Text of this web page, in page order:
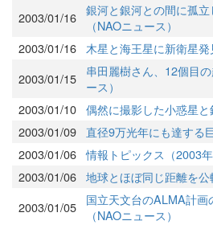
2003/01/16 銀河と銀河との間に孤
（NAOニュース）
2003/01/16 木星と海王星に新衛星発
2003/01/15
串田麗樹さん、12個目
ース）
2003/01/10 偶然に撮影した小惑星
2003/01/09 直径9万光年にも達する
2003/01/06 情報トピックス（2003年
2003/01/06 地球とほぼ同じ距離を
2003/01/05
国立天文台のALMA計
（NAOニュース）